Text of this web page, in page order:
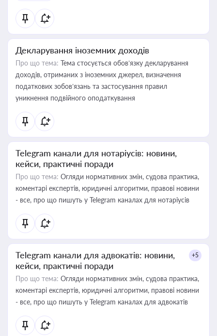
Декларування іноземних доходів
Про що тема: Тема стосується обов’язку декларування
доходів, отриманих з іноземних джерел, визначення
податкових зобов’язань та застосування правил
уникнення подвійного оподаткування
Telegram канали для нотаріусів: новини,
кейси, практичні поради
Про що тема: Огляди нормативних змін, судова практика,
коментарі експертів, юридичні алгоритми, правові новини
- все, про що пишуть у Telegram каналах для нотаріусів
Telegram канали для адвокатів: новини,
кейси, практичні поради
+5
Про що тема: Огляди нормативних змін, судова практика,
коментарі експертів, юридичні алгоритми, правові новини
- все, про що пишуть у Telegram каналах для адвокатів